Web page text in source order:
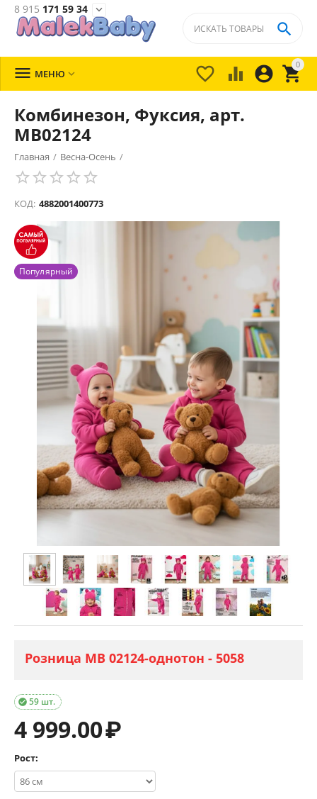
8 915 171 59 34 
0


 

 МЕНЮ 
Комбинезон, Фуксия, арт.
MB02124
Главная / Весна-Осень /
КОД: 4882001400773
Популярный
Розница МВ 02124-однотон - 5058
59 шт.

4 999.00₽
Рост: